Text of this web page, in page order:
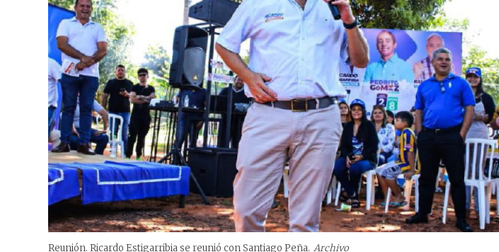
Reunión. Ricardo Estigarribia se reunió con Santiago Peña. Archivo